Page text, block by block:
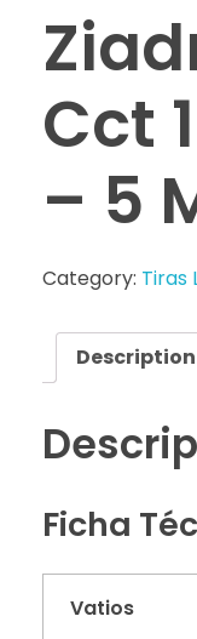
Cct
– 5
Category: Tiras
Description
Ficha
Vatios